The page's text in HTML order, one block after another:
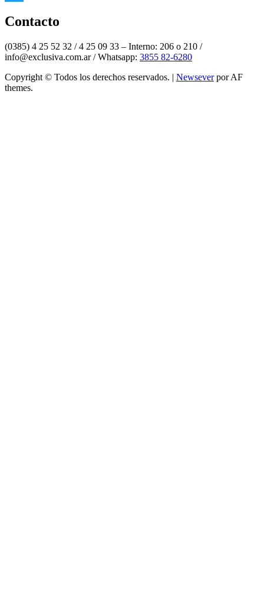
Contacto
(0385) 4 25 52 32 / 4 25 09 33 – Interno: 206 o 210 /
info@exclusiva.com.ar / Whatsapp: 3855 82-6280
Copyright © Todos los derechos reservados. | Newseverpor AF
themes.